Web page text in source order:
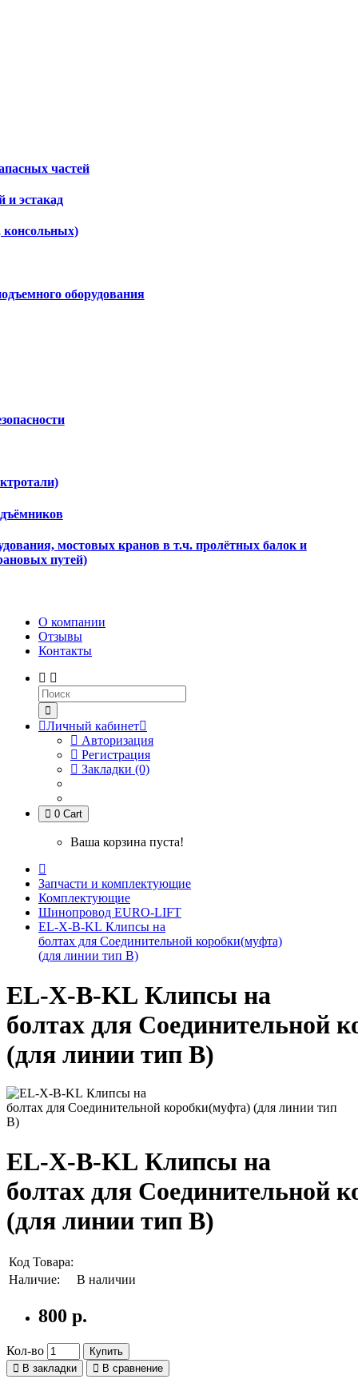
частей
и эстакад
консольных)
оборудования
мостовых кранов в т.ч. пролётных балок и
путей)
О компании
Отзывы
Контакты
Личный кабинет
Авторизация
Регистрация
Закладки (0)
0 Cart
Ваша корзина пуста!
Запчасти и комплектующие
Комплектующие
Шинопровод EURO-LIFT
EL-X-B-KL Клипсы на
болтах для Соединительной коробки(муфта)
(для линии тип B)
EL-X-B-KL Клипсы на
болтах для Соединительной
(для линии тип B)
EL-X-B-KL Клипсы на
болтах для Соединительной
(для линии тип B)
Код Товара:
Наличие:
В наличии
800 р.
Кол-во
Купить
В закладки
В сравнение